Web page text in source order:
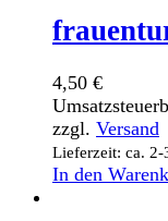
4,50 €
zzgl. Versand
Lieferzeit: ca. 2-
In den